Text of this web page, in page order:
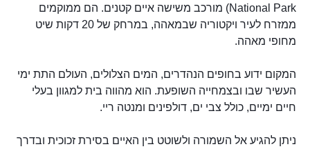
National Park) מורכב משישה איים קטנים. הם ממוקמים
ממזרח לעיר ויקטוריה שבמאהה, במרחק של 20 דקות שיט
מחופי מאהה.
המקום ידוע בחופים הנהדרים, המים הצלולים, העולם התת ימי
העשיר שבו ובצמחייה השופעת. הוא מהווה בית למגוון בעלי
חיים ימיים, כולל צבי ים, דולפינים ומנטה ריי.
ניתן להגיע אל השמורה ולשוטט בין האיים בסירת זכוכית ובדרך